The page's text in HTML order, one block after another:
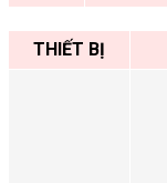
THIẾT BỊ